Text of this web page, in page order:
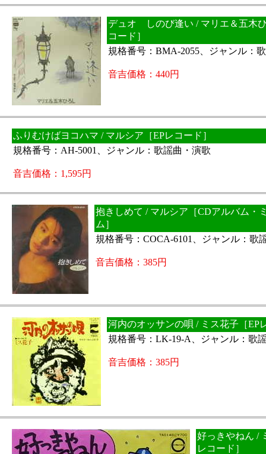
デュオ しのび逢い / マリエ＆五木
コード］
規格番号：BMA-2055、ジャンル：
音吉価格：440円
ふりむけばヨコハマ / マルシア［EPレコード］
規格番号：AH-5001、ジャンル：歌謡曲・演歌
音吉価格：1,595円
抱きしめて / マルシア［CDアルバム・
ム］
規格番号：COCA-6101、ジャンル：歌
音吉価格：385円
河内のオッサンの唄 / ミス花子［EP
規格番号：LK-19-A、ジャンル：歌
音吉価格：385円
好っきやねん /
レコード］